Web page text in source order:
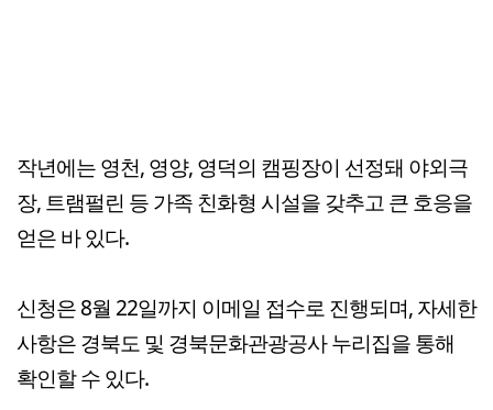
작년에는 영천, 영양, 영덕의 캠핑장이 선정돼 야외극
장, 트램펄린 등 가족 친화형 시설을 갖추고 큰 호응을
얻은 바 있다.
신청은 8월 22일까지 이메일 접수로 진행되며, 자세한
사항은 경북도 및 경북문화관광공사 누리집을 통해
확인할 수 있다.